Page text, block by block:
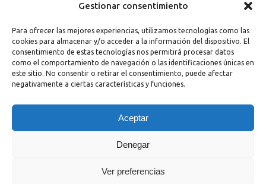
Gestionar consentimiento
Para ofrecer las mejores experiencias, utilizamos tecnologías como las
cookies para almacenar y/o acceder a la información del dispositivo. El
consentimiento de estas tecnologías nos permitirá procesar datos
como el comportamiento de navegación o las identificaciones únicas en
este sitio. No consentir o retirar el consentimiento, puede afectar
negativamente a ciertas características y funciones.
Aceptar
Denegar
Ver preferencias
50008 Zaragoza (España)
Email: info@nextprevencion.com
Tel: (+34) 976 259 724